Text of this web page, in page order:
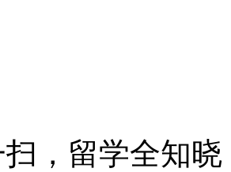
，留学全知晓